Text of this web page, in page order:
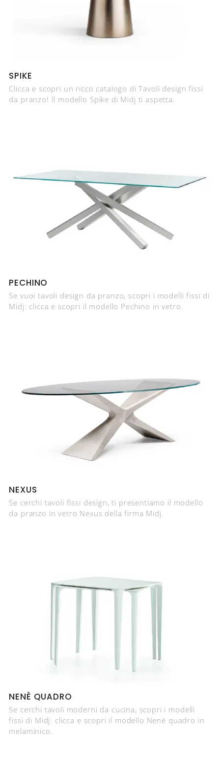
SPIKE
Clicca e scopri un ricco catalogo di Tavoli design fissi
da pranzo! Il modello Spike di Midj ti aspetta.
PECHINO
Se vuoi tavoli design da pranzo, scopri i modelli fissi di
Midj: clicca e scopri il modello Pechino in vetro.
NEXUS
Se cerchi tavoli fissi design, ti presentiamo il modello
da pranzo in vetro Nexus della firma Midj.
NENÈ QUADRO
Se cerchi tavoli moderni da cucina, scopri i modelli
fissi di Midj: clicca e scopri il modello Nenè quadro in
melaminico.